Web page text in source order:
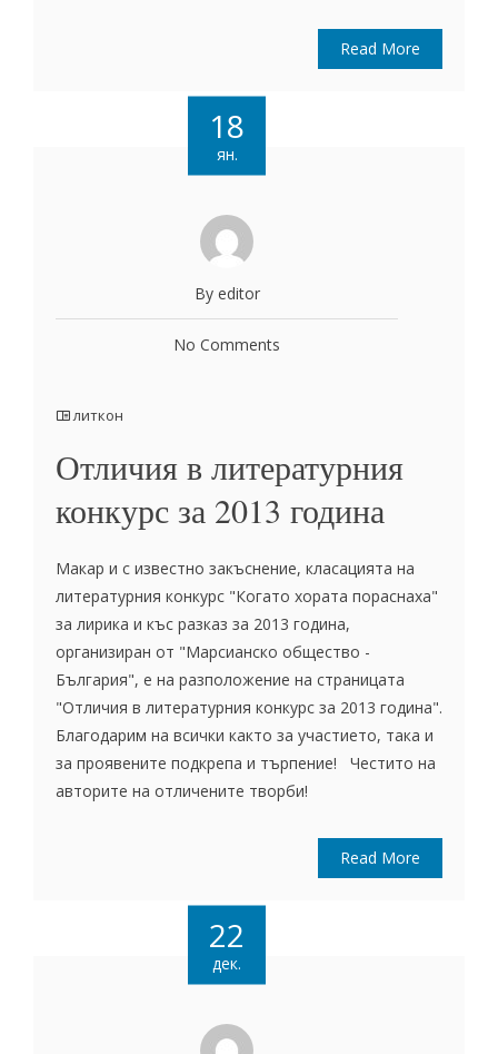
Read More
18
ян.
By editor
No Comments
литкон
Отличия в литературния
конкурс за 2013 година
Макар и с известно закъснение, класацията на
литературния конкурс "Когато хората пораснаха"
за лирика и къс разказ за 2013 година,
организиран от "Марсианско общество -
България", е на разположение на страницата
"Отличия в литературния конкурс за 2013 година".
Благодарим на всички както за участието, така и
за проявените подкрепа и търпение! Честито на
авторите на отличените творби!
Read More
22
дек.